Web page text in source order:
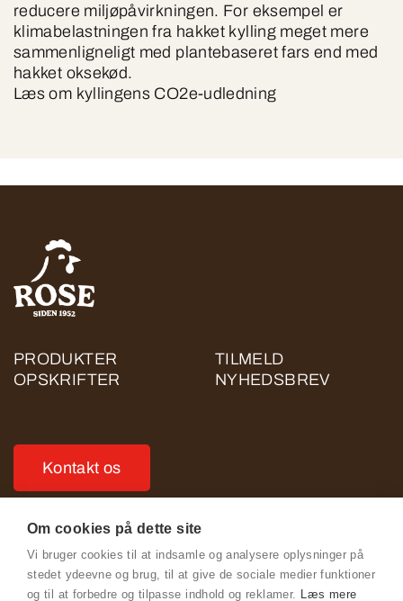
reducere miljøpåvirkningen. For eksempel er
klimabelastningen fra hakket kylling meget mere
sammenligneligt med plantebaseret fars end med
hakket oksekød.
Læs om kyllingens CO2e-udledning
PRODUKTER
OPSKRIFTER
TILMELD
NYHEDSBREV
Kontakt os
Se Fødevarestyrelsens smiley-rapporter
Om cookies på dette site
Vi bruger cookies til at indsamle og analysere oplysninger på
stedet ydeevne og brug, til at give de sociale medier funktioner
og til at forbedre og tilpasse indhold og reklamer. Læs mere